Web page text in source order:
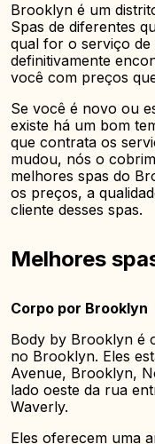
Brooklyn é um
Spas de diferentes
qual for o serviço de
definitivamente
você com preços
Se você é novo ou
existe há um bom
que contrata os
mudou, nós o
melhores spas do
os preços, a
cliente desses spas.
Melhores
Corpo por Brooklyn
Body by Brooklyn é
no Brooklyn. Eles
Avenue, Brooklyn,
lado oeste da rua
Waverly.
Eles oferecem uma